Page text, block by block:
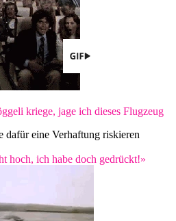
kriege, jage ich dieses Flugzeug
dafür eine Verhaftung riskieren
hoch, ich habe doch gedrückt!»